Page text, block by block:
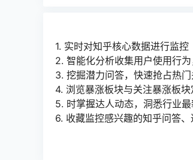
1. 实时对知乎核心数据进行监控
2. 智能化分析收集用户使用行
3. 挖掘潜力问答，快速抢占热
4. 浏览暴涨板块与关注暴涨板
5. 时掌握达人动态，洞悉行业
6. 收藏监控感兴趣的知乎问答